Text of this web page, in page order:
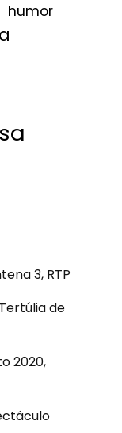
humor
3, RTP
de
2020,